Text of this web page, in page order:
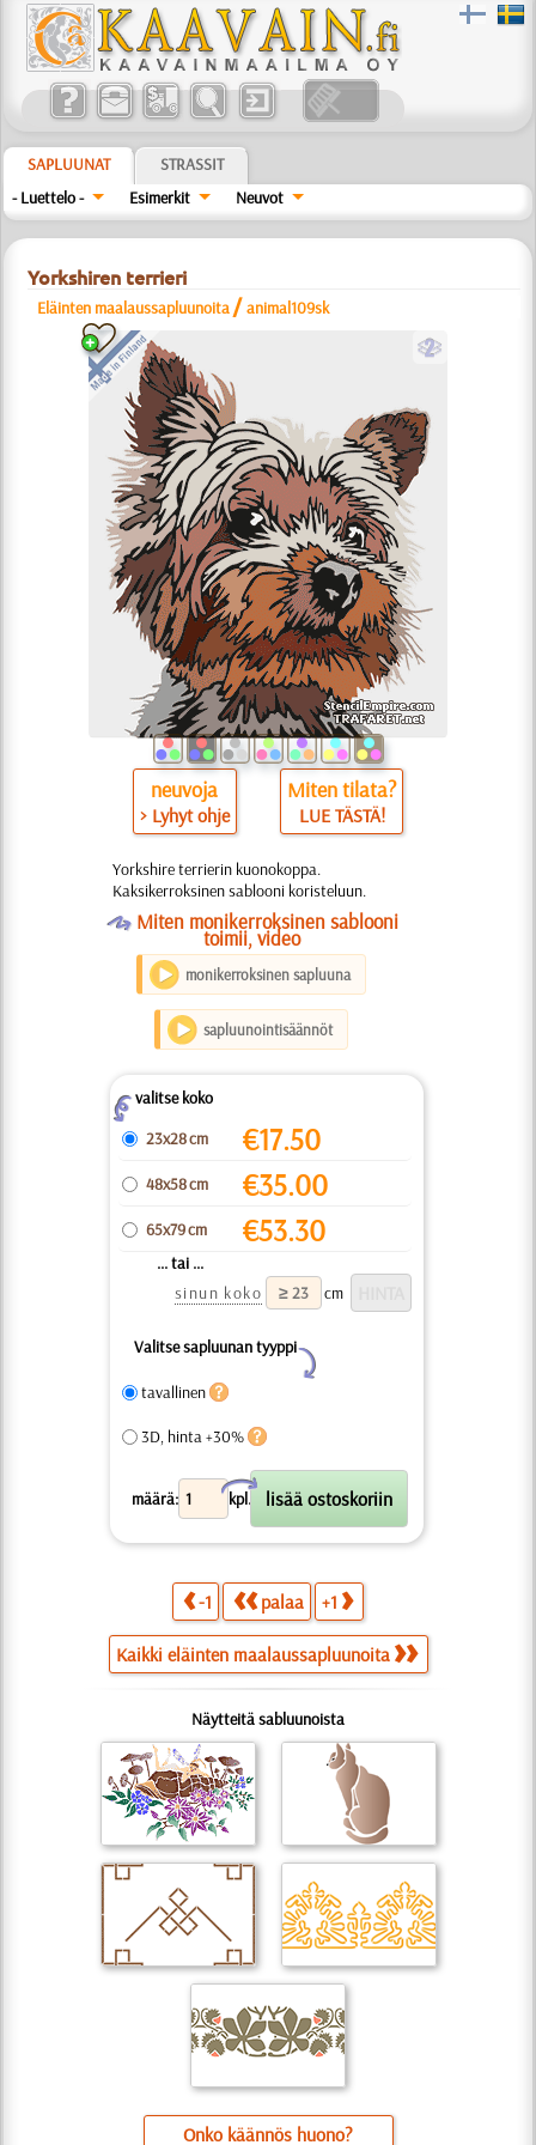
SAPLUUNAT
STRASSIT
- Luettelo -
Esimerkit Neuvot
Yorkshiren terrieri
Eläinten maalaussapluunoita /animal109sk
b
neuvoja
> Lyhyt ohje
Miten tilata?
LUE TÄSTÄ!
Yorkshire terrierin kuonokoppa.
Kaksikerroksinen sablooni koristeluun.
OMiten monikerroksinen sablooni
toimii, video
monikerroksinen sapluuna
sapluunointisäännöt
Zvalitse koko
23x28 cm
€17.50
48x58 cm €35.00
65x79 cm €53.30
... tai ...
sinun koko
cm
Valitse sapluunan tyyppi
Y
tavallinen
3D, hinta +30%
määrä: kpl.
X
-1 palaa +1
Kaikki eläinten maalaussapluunoita
Näytteitä sabluunoista
Onko käännös huono?